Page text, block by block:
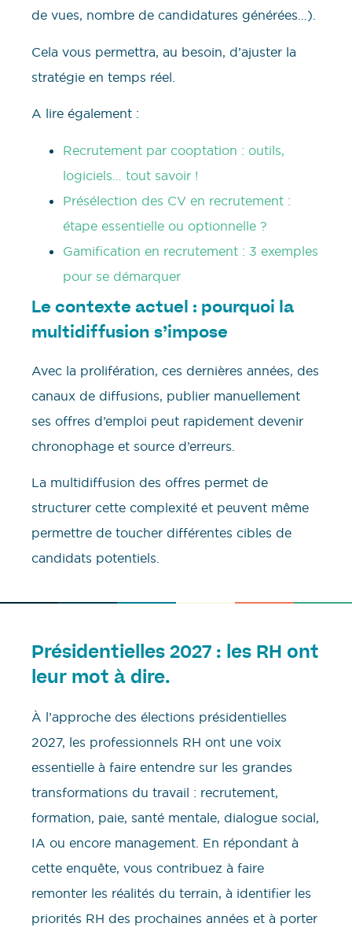
de vues, nombre de candidatures générées…).
Cela vous permettra, au besoin, d’ajuster la
stratégie en temps réel.
A lire également :
Recrutement par cooptation : outils,
logiciels… tout savoir !
Présélection des CV en recrutement :
étape essentielle ou optionnelle ?
Gamification en recrutement : 3 exemples
pour se démarquer
Le contexte actuel : pourquoi la
multidiffusion s’impose
Avec la prolifération, ces dernières années, des
canaux de diffusions, publier manuellement
ses offres d’emploi peut rapidement devenir
chronophage et source d’erreurs.
La multidiffusion des offres permet de
structurer cette complexité et peuvent même
permettre de toucher différentes cibles de
candidats potentiels.
Présidentielles 2027 : les RH ont
leur mot à dire.
À l’approche des élections présidentielles
2027, les professionnels RH ont une voix
essentielle à faire entendre sur les grandes
transformations du travail : recrutement,
formation, paie, santé mentale, dialogue social,
IA ou encore management. En répondant à
cette enquête, vous contribuez à faire
remonter les réalités du terrain, à identifier les
priorités RH des prochaines années et à porter